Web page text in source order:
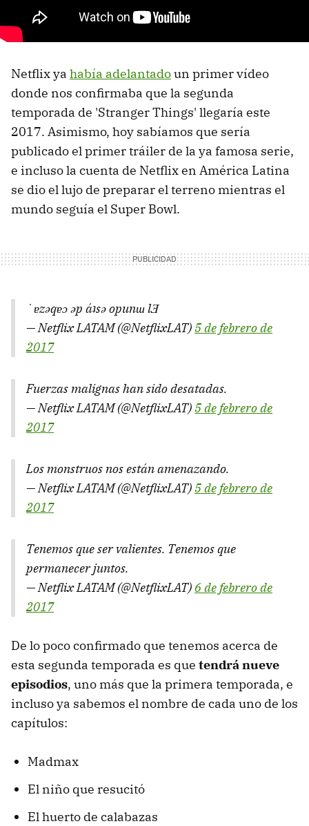
Netflix ya había adelantadoun primer vídeo
donde nos confirmaba que la segunda
temporada de 'Stranger Things' llegaría este
2017. Asimismo, hoy sabíamos que sería
publicado el primer tráiler de la ya famosa serie,
e incluso la cuenta de Netflix en América Latina
se dio el lujo de preparar el terreno mientras el
mundo seguía el Super Bowl.
˙ɐzǝqɐɔ ǝp áʇsǝ opunɯ lƎ
— Netflix LATAM (@NetflixLAT)5 de febrero de
2017
Fuerzas malignas han sido desatadas.
— Netflix LATAM (@NetflixLAT)5 de febrero de
2017
Los monstruos nos están amenazando.
— Netflix LATAM (@NetflixLAT)5 de febrero de
2017
Tenemos que ser valientes. Tenemos que
permanecer juntos.
— Netflix LATAM (@NetflixLAT)6 de febrero de
2017
De lo poco confirmado que tenemos acerca de
esta segunda temporada es que tendrá nueve
episodios, uno más que la primera temporada, e
incluso ya sabemos el nombre de cada uno de los
capítulos:
Madmax
El niño que resucitó
El huerto de calabazas